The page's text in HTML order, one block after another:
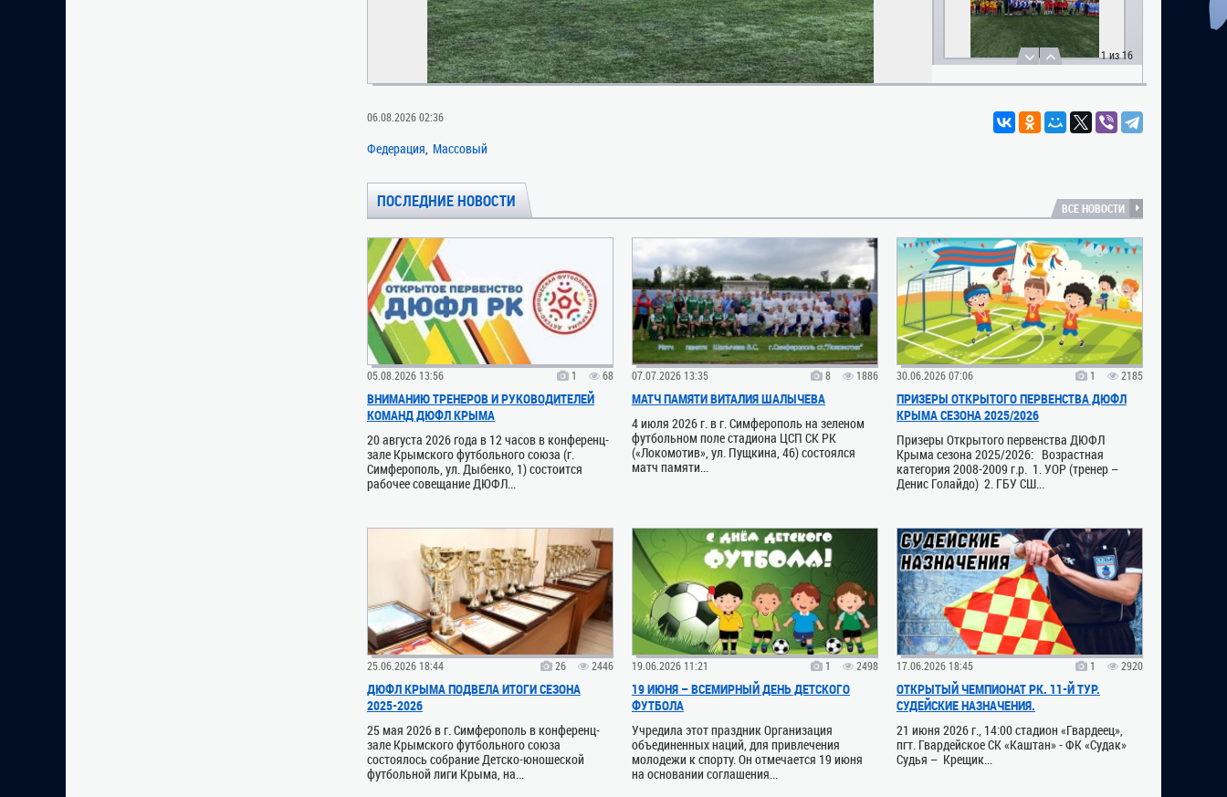
1из 16
06.08.2026 02:36
Федерация Массовый
ПОСЛЕДНИЕ НОВОСТИ ВСЕ НОВОСТИ
05.08.2026 13:56 1 68
ВНИМАНИЮ ТРЕНЕРОВ И РУКОВОДИТЕЛЕЙ
КОМАНД ДЮФЛ КРЫМА
20 августа 2026 года в 12 часов в конференц-
зале Крымского футбольного союза (г.
Симферополь, ул. Дыбенко, 1) состоится
рабочее совещание ДЮФЛ...
07.07.2026 13:35 8 1886
МАТЧ ПАМЯТИ ВИТАЛИЯ ШАЛЫЧЕВА
4 июля 2026 г. в г. Симферополь на зеленом
футбольном поле стадиона ЦСП СК РК
(«Локомотив», ул. Пущкина, 46) состоялся
матч памяти...
30.06.2026 07:06 1 2185
ПРИЗЕРЫ ОТКРЫТОГО ПЕРВЕНСТВА ДЮФЛ
КРЫМА СЕЗОНА 2025/2026
Призеры Открытого первенства ДЮФЛ
Крыма сезона 2025/2026: Возрастная
категория 2008-2009 г.р. 1. УОР (тренер –
Денис Голайдо) 2. ГБУ СШ...
25.06.2026 18:44 26 2446
ДЮФЛ КРЫМА ПОДВЕЛА ИТОГИ СЕЗОНА
2025-2026
25 мая 2026 в г. Симферополь в конференц-
зале Крымского футбольного союза
состоялось собрание Детско-юношеской
футбольной лиги Крыма, на...
19.06.2026 11:21 1 2498
19 ИЮНЯ – ВСЕМИРНЫЙ ДЕНЬ ДЕТСКОГО
ФУТБОЛА
Учредила этот праздник Организация
объединенных наций, для привлечения
молодежи к спорту. Он отмечается 19 июня
на основании соглашения...
17.06.2026 18:45 1 2920
ОТКРЫТЫЙ ЧЕМПИОНАТ РК. 11-Й ТУР.
СУДЕЙСКИЕ НАЗНАЧЕНИЯ.
21 июня 2026 г., 14:00 стадион «Гвардеец»,
пгт. Гвардейское СК «Каштан» - ФК «Судак»
Судья – Крещик...